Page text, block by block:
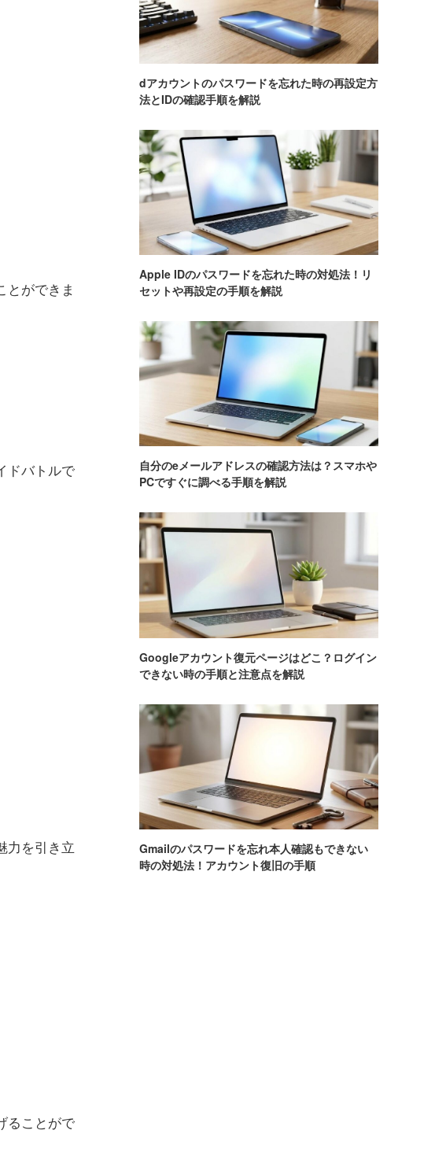
とができま
ドバトルで
力を引き立
ることがで
dアカウントのパスワードを忘れた時の再設定方
法とIDの確認手順を解説
Apple IDのパスワードを忘れた時の対処法！リ
セットや再設定の手順を解説
自分のeメールアドレスの確認方法は？スマホや
PCですぐに調べる手順を解説
Googleアカウント復元ページはどこ？ログイン
できない時の手順と注意点を解説
Gmailのパスワードを忘れ本人確認もできない
時の対処法！アカウント復旧の手順